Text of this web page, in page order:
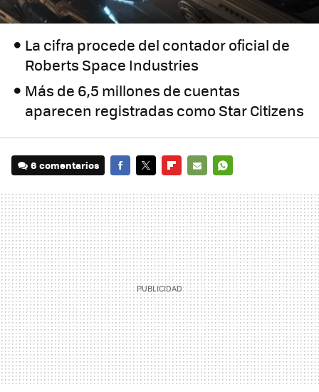
La cifra procede del contador oficial de
Roberts Space Industries
Más de 6,5 millones de cuentas
aparecen registradas como Star Citizens
6 comentarios
MAIL